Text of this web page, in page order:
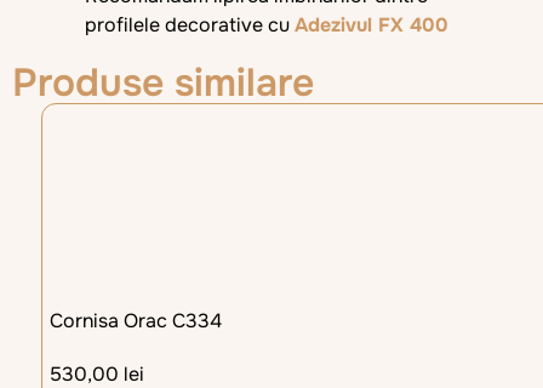
profilele decorative cuAdezivul FX 400
Produse similare
Cornisa Orac C334
530,00 lei